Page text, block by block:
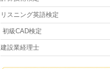
リスニング英語検定
初級CAD検定
建設業経理士